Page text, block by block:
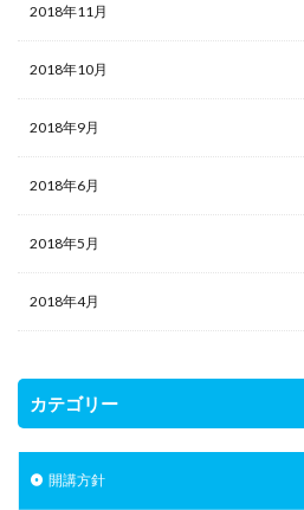
2018年11月
2018年10月
2018年9月
2018年6月
2018年5月
2018年4月
カテゴリー
開講方針